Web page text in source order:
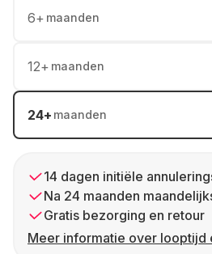
6+ maanden
12+ maanden
24+ maanden
14 dagen initiële
Na 24 maanden
Gratis bezorging en retour
Meer informatie over looptijd